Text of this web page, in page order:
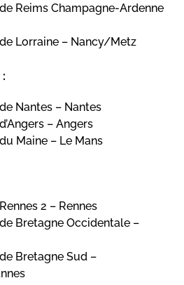
Reims Champagne-Ardenne
Lorraine – Nancy/Metz
Nantes – Nantes
– Angers
Maine – Le Mans
2 – Rennes
Bretagne Occidentale –
Bretagne Sud –